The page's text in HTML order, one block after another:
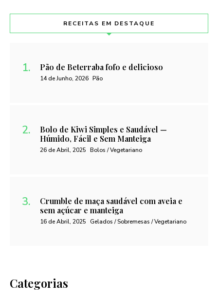
RECEITAS EM DESTAQUE
Pão de Beterraba fofo e delicioso
14 de Junho, 2026 Pão
Bolo de Kiwi Simples e Saudável —
Húmido, Fácil e Sem Manteiga
26 de Abril, 2025 Bolos / Vegetariano
Crumble de maça saudável com aveia e
sem açúcar e manteiga
16 de Abril, 2025 Gelados / Sobremesas / Vegetariano
Categorias